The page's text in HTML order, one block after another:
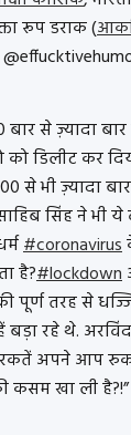
रूप डराक (
से ज़्यादा बार
डिलीट कर
से भी ज़्यादा बार
सिंह ने भी ये
#coronavirus
है?#lockdown
पूर्ण तरह से
बड़ा रहे थे.
अपने आप
कसम खा ली